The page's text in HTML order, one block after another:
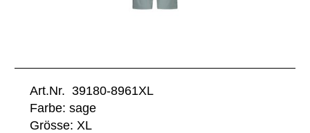
Art.Nr. 39180-8961XL
Farbe: sage
Grösse: XL